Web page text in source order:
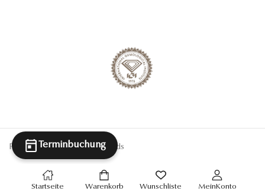
Powered By Antwerp Diamonds
Startseite Warenkorb Wunschliste MeinKonto
Terminbuchung